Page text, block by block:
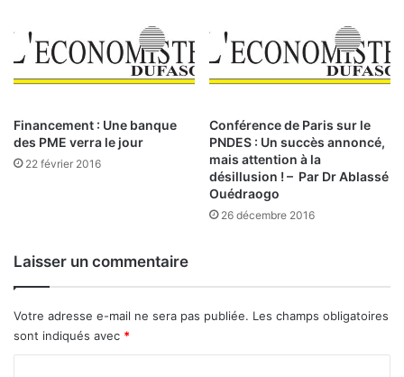
s
r
e
i
è
r
E
i
t
e
r
Financement : Une banque
des PME verra le jour
22 février 2016
Conférence de Paris sur le
PNDES : Un succès annoncé,
mais attention à la
désillusion ! – Par Dr Ablassé
Ouédraogo
26 décembre 2016
Laisser un commentaire
Votre adresse e-mail ne sera pas publiée. Les champs obligatoires
sont indiqués avec *